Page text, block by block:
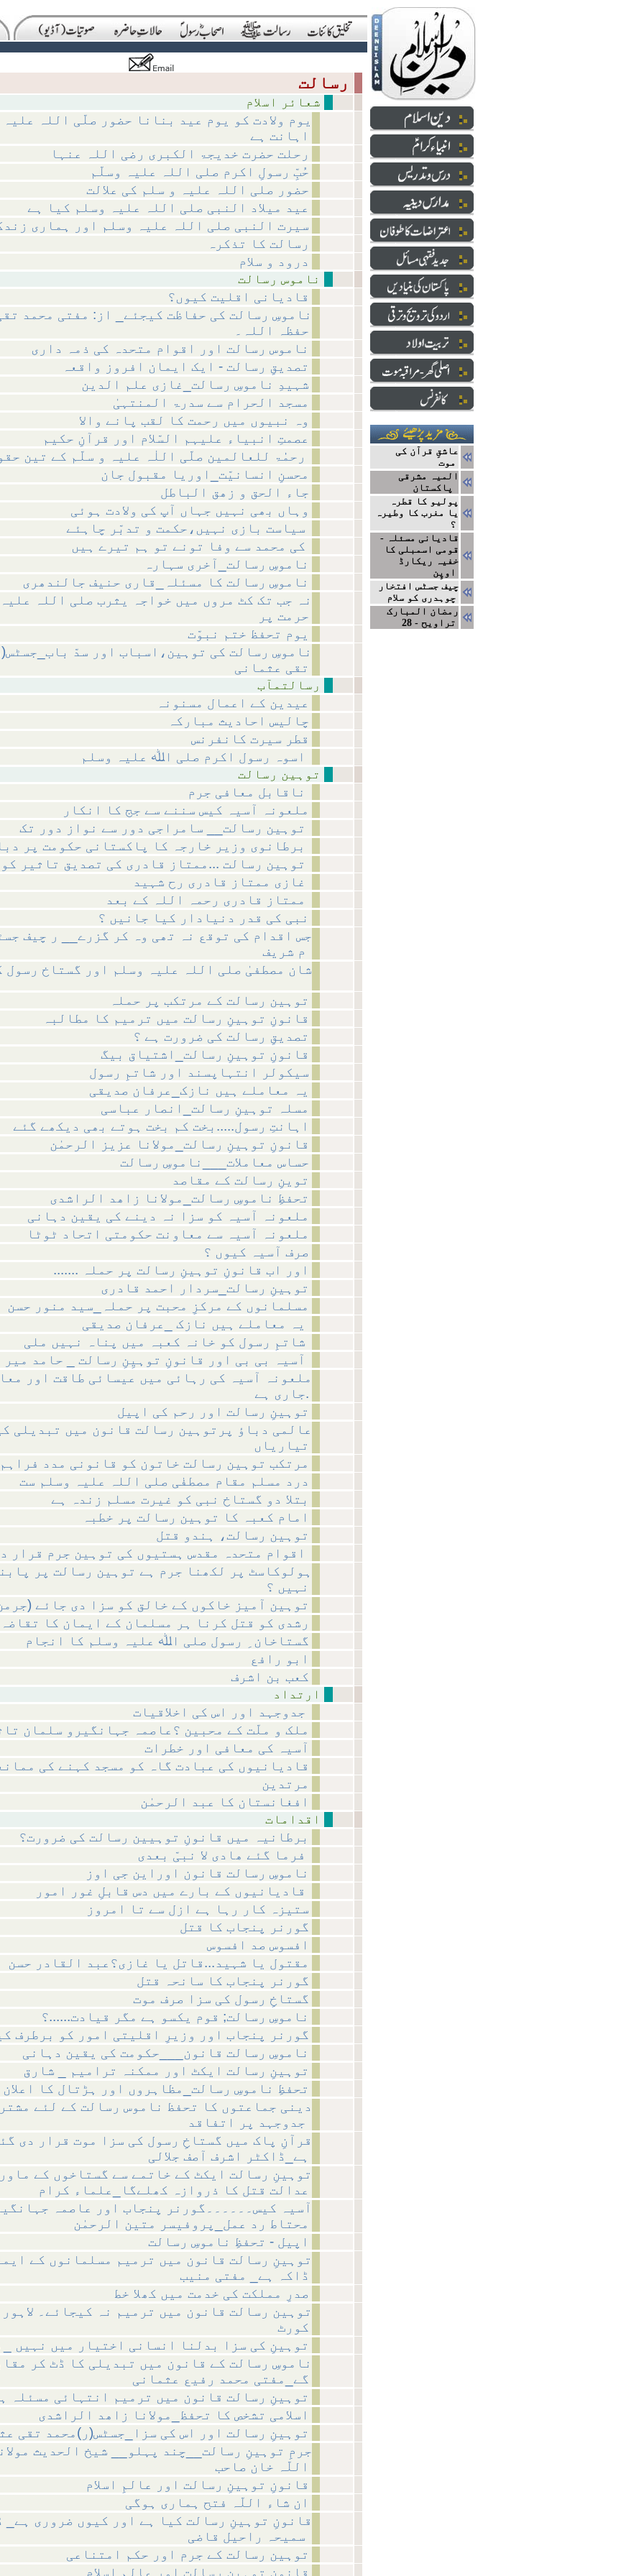
یوم ولادت کو یوم عید بنانا حضور صلّی اللہ
اہانت ہے
رحلت حضرت خدیجۃ الکبری رضی اللہ عنہا
حُبِّ رسولِ اکرم صلی اللہ علیہ وسلّم
حضور صلی اللہ علیہ و سلم کی علالت
عید میلاد النبی صلی اللہ علیہ وسلم کیا ہے
سیرت النبی صلی اللہ علیہ وسلم اور ہماری
رسالت کا تذکرہ
درود و سلام
قادیانی اقلیت کیوں؟
ناموسِ رسالت کی حفاظت کیجئے_ از: مفتی محمد
حفظہ اللہ۔
ناموس رسالت اور اقوام متحدہ کی ذمہ داری
تصدیقِ رسالت - ایک ایمان افروز واقعہ
شہیدِ ناموسِ رسالت_غازی علم الدین
مسجد الحرام سے سدرۃ المنتہیٰ
وہ نبیوں میں رحمت کا لقب پانے والا
عصمتِ انبیاء علیہم السّلام اور قرآنِ حکیم
محسنِ انسانیّت_اوریا مقبول جان
جاء الحق و زھق الباطل
وہاں بھی نہیں جہاں آپ کی ولادت ہوئی
ناموسِ رسالت_آخری سہارہ
ناموسِ رسالت کا مسئلہ_قاری حنیف جالندھری
نہ جب تک کٹ مروں میں خواجہ یثرب صلی اللہ
حرمت پر
یوم تحفظ ختم نبوّت
ناموسِ رسالت کی توہین،اسباب اور سدّ
تقی عثمانی
عیدین کے اعمال مسنونہ
چالیس احادیث مبارکہ
قطر سیرت کانفرنس
ملعونہ آسیہ کیس سننے سے جج کا انکار
نبی کی قدر دنیادار کیا جانیں ؟
جس اقدام کی توقع نہ تھی وہ کر گزرے__ ر چیف
شان مصطفیٰ صلی اللہ علیہ وسلم اور گستاخ رسول
توہین رسالت کے مرتکب پر حملہ
قانونِ توہینِ رسالت میں ترمیم کا مطالبہ
تصدیقِ رسالت کی ضرورت ہے ؟
قانونِ توہینِ رسالت_اشتیاق بیگ
سیکولر انتہاپسند اور شاتمِ رسول
یہ معاملے ہیں نازک_عرفان صدیقی
مسلہ توہینِ رسالت_انصار عباسی
اہانتِ رسول.....بخت کم بخت ہوتے بھی دیکھے گئے
قانونِ توہینِ رسالت_مولانا عزیز الرحمٰن
حساس معاملات___ناموسِ رسالت
توینِ رسالت کے مقاصد
تحفظِ ناموسِ رسالت_مولانا زاھد الراشدی
ملعونہ آسیہ کو سزا نہ دینے کی یقین دہانی
ملعونہ آسیہ سے معاونت حکومتی اتحاد ٹوٹا
صرف آسیہ کیوں ؟
....... اور اب قانونِ توہینِ رسالت پر حملہ
توہینِ رسالت_سردار احمد قادری
مسلمانوں کے مرکزِ محبت پر حملہ_سید منور حسن
ملعونہ آسیہ کی رہائی میں عیسائی طاقت اور
جاری ہے.
توہینِ رسالت اور رحم کی اپیل
عالمی دباؤ پرتوہین رسالت قانون میں تبدیلی
تیاریاں
مرتکب توہین رسالت خاتون کو قانونی مدد
درد مسلم مقام مصطفٰی صلی اللہ علیہ وسلم ست
بتلا دو گستاخ نبی کو غیرت مسلم زندہ ہے
امام کعبہ کا توہین رسالت پر خطبہ
توہین رسالت، ہندو قتل
ہولوکاسٹ پر لکھنا جرم ہے توہین رسالت پر
نہیں ؟
(توہین آمیز خاکوں کے خالق کو سزا دی جائے
رشدی کو قتل کرنا ہر مسلمان کے ایمان کا
گستاخان ِ رسول صلی اﷲ علیہ وسلم کا انجام
ابو رافع
کعب بن اشرف
ملک و ملّت کے محبین ؟عاصمہ جہانگیرو سلمان
آسیہ کی معافی اور خطرات
قادیانیوں کی عبادت گاہ کو مسجد کہنے کی
مرتدین
افغانستان کا عبد الرحمٰن
برطانیہ میں قانونِ توہیین رسالت کی ضرورت؟
ناموسِ رسالت قانون اوراین جی اوز
ستیزہ کار رہا ہے ازل سے تا امروز
گورنر پنجاب کا قتل
افسوس صد افسوس
مقتول یا شہید...قاتل یا غازی؟عبد القادر حسن
گورنر پنجاب کا سانحہ قتل
گستاخِ رسول کی سزا صرف موت
ناموسِ رسالت; قوم یکسو ہے مگر قیادت......؟
گورنر پنجاب اور وزیرِ اقلیتی امور کو برطرف
ناموسِ رسالت قانون___حکومت کی یقین دہانی
توہینِ رسالت ایکٹ اور ممکنہ ترامیم _ شارق
تحفظِ ناموسِ رسالت_مظاہروں اور ہڑتال کا اعلان
دینی جماعتوں کا تحفظ ناموس رسالت کے لئے
قرآنِ پاک میں گستاخِ رسول کی سزا موت قرار دی
ہے_ڈاکٹر اشرف آصف جلالی
توہینِ رسالت ایکٹ کے خاتمے سے گستاخوں کے
عدالت قتل کا ذروازہ کھلےگا_علماء کرام
آسیہ کیس۔۔۔۔۔۔گورنر پنجاب اور عاصمہ
محتاط رد عمل_پروفیسر متین الرحمٰن
اپیل - تحفظِ ناموسِ رسالت
توہینِ رسالت قانون میں ترمیم مسلمانوں کے
ڈاکہ ہے_ مفتی منیب
صدرِ مملکت کی خدمت میں کھلا خط
توہین رسالت قانون میں ترمیم نہ کیجائے۔
کورٹ
توہینِ کی سزا بدلنا انسانی اختیار میں نہیں _
ناموسِ رسالت کے قانون میں تبدیلی کا ڈٹ کر
گے_مفتی محمد رفیع عثمانی
توہینِ رسالت قانون میں ترمیم انتہائی مسئلہ
اسلامی تشخص کا تحفظ_مولانا زاھد الراشدی
توہینِ رسالت اور اس کی سزا_جسٹس(ر)محمد تقی
جرمِ توہینِ رسالت__چند پہلو__ شیخ الحدیث
اللّہ خان صاحب
قانونِ توہینِ رسالت اور عالمِ اسلام
ان شاء اللّہ فتح ہماری ہوگی
قانونِ توہینِ رسالت کیا ہے اور کیوں ضروری ہے_
توہین رسالت کے جرم اور حکم امتناعی
قانونِ توہینِ رسالت اور عالمِ اسلام
عاشقِ قرآن کی
موت
المیہ مشرقی
پولیو کا قطرہ
یا مغرب کا وطیرہ
؟
قادیانی مسئلہ -
قومی اسمبلی کا
خفیہ ریکارڈ
اوپِن
چیف جسٹس افتخار
چوہدری کو سلام
رمضان المبارک
تراویح - 28